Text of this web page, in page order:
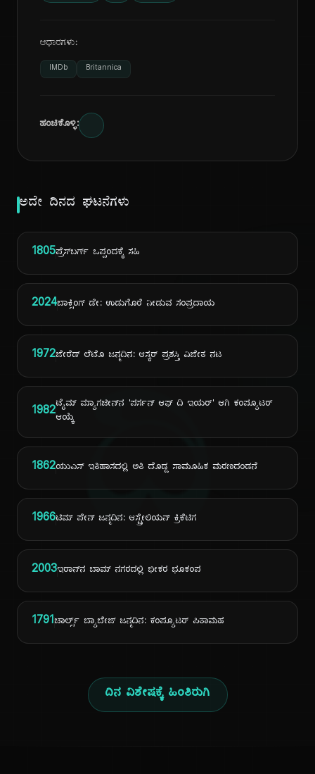
ದಿ
ಆಧಾರಗಳು:
IMDb Britannica
ಹಂಚಿಕೊಳ್ಳಿ:
ಅದೇ ದಿನದ ಘಟನೆಗಳು
1805ಪ್ರೆಸ್‌ಬರ್ಗ್ ಒಪ್ಪಂದಕ್ಕೆ ಸಹಿ
2024ಬಾಕ್ಸಿಂಗ್ ಡೇ: ಉಡುಗೊರೆ ನೀಡುವ ಸಂಪ್ರದಾಯ
1972ಜೇರೆಡ್ ಲೆಟೊ ಜನ್ಮದಿನ: ಆಸ್ಕರ್ ಪ್ರಶಸ್ತಿ ವಿಜೇತ ನಟ
1982ಟೈಮ್ ಮ್ಯಾಗಜೀನ್‌ನ 'ಪರ್ಸನ್ ಆಫ್ ದಿ ಇಯರ್' ಆಗಿ ಕಂಪ್ಯೂಟರ್
ಆಯ್ಕೆ
1862ಯುಎಸ್ ಇತಿಹಾಸದಲ್ಲಿ ಅತಿ ದೊಡ್ಡ ಸಾಮೂಹಿಕ ಮರಣದಂಡನೆ
1966ಟಿಮ್ ಪೇನ್ ಜನ್ಮದಿನ: ಆಸ್ಟ್ರೇಲಿಯನ್ ಕ್ರಿಕೆಟಿಗ
2003ಇರಾನ್‌ನ ಬಾಮ್ ನಗರದಲ್ಲಿ ಭೀಕರ ಭೂಕಂಪ
1791ಚಾರ್ಲ್ಸ್ ಬ್ಯಾಬೇಜ್ ಜನ್ಮದಿನ: ಕಂಪ್ಯೂಟರ್ ಪಿತಾಮಹ
ದಿನ ವಿಶೇಷಕ್ಕೆ ಹಿಂತಿರುಗಿ